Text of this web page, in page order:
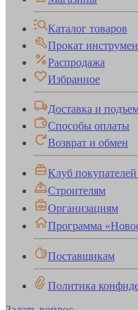
Каталог товаров
Прокат
Распродажа
Избранное
Доставка и
Способы оплаты
Возврат и обмен
Клуб
Строителям
Организациям
Программа
Поставщикам
Политика